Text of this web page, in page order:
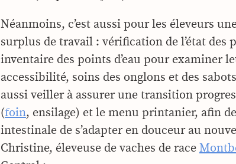
Néanmoins, c’est aussi pour les éleveurs
surplus de travail : vérification de l’état des
inventaire des points d’eau pour examiner
accessibilité, soins des onglons et des
aussi veiller à assurer une transition
(foin, ensilage) et le menu printanier, afin
intestinale de s’adapter en douceur au
Christine, éleveuse de vaches de race